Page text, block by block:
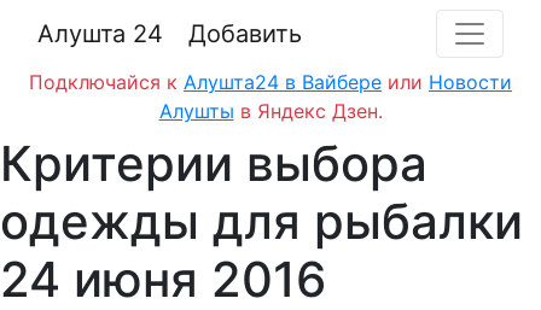
Алушта 24 Добавить
Подключайся к Алушта24 в Вайбере или Новости
Алушты в Яндекс Дзен.
Критерии выбора
одежды для рыбалки
24 июня 2016